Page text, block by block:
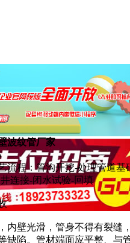
波纹管厂家
流程：管沟开挖-处理管道基
连接-闭水试验-回填
内壁光滑，管身不得有裂缝
缺陷。管材端面应平整、与